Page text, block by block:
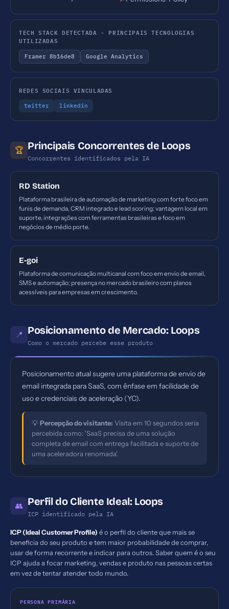
TECH STACK DETECTADA - PRINCIPAIS TECNOLOGIAS
UTILIZADAS
Framer 8b16de8 Google Analytics
REDES SOCIAIS VINCULADAS
twitter linkedin
🏆 Principais Concorrentes de Loops
Concorrentes identificados pela IA
RD Station
Plataforma brasileira de automação de marketing com forte foco em
funis de demanda, CRM integrado e lead scoring; vantagem local em
suporte, integrações com ferramentas brasileiras e foco em
negócios de médio porte.
E-goi
Plataforma de comunicação multicanal com foco em envio de email,
SMS e automação; presença no mercado brasileiro com planos
acessíveis para empresas em crescimento.
📍 Posicionamento de Mercado: Loops
Como o mercado percebe esse produto
Posicionamento atual sugere uma plataforma de envio de
email integrada para SaaS, com ênfase em facilidade de
uso e credenciais de aceleração (YC).
💡Percepção do visitante: Visita em 10 segundos seria
percebida como: 'SaaS precisa de uma solução
completa de email com entrega facilitada e suporte de
uma aceleradora renomada'.
👥 Perfil do Cliente Ideal: Loops
ICP identificado pela IA
ICP (Ideal Customer Profile) é o perfil do cliente que mais se
beneficia do seu produto e tem maior probabilidade de comprar,
usar de forma recorrente e indicar para outros. Saber quem é o seu
ICP ajuda a focar marketing, vendas e produto nas pessoas certas
em vez de tentar atender todo mundo.
PERSONA PRIMÁRIA